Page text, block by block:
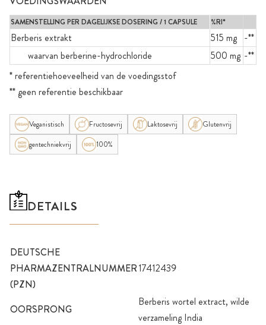
SAMENSTELLING PER DAGELIJKSE DOSERING / 1 CAPSULE %RI*
Berberis extrakt 515 mg -**
waarvan berberine-hydrochloride
500 mg -**
* referentiehoeveelheid van de voedingsstof
** geen referentie beschikbaar
Veganistisch Fructosevrij Laktosevrij
Glutenvrij
gentechniekvrij
100%
DETAILS
DEUTSCHE
PHARMAZENTRALNUMMER
(PZN)
17412439
OORSPRONG
Berberis wortel extract, wilde
verzameling India